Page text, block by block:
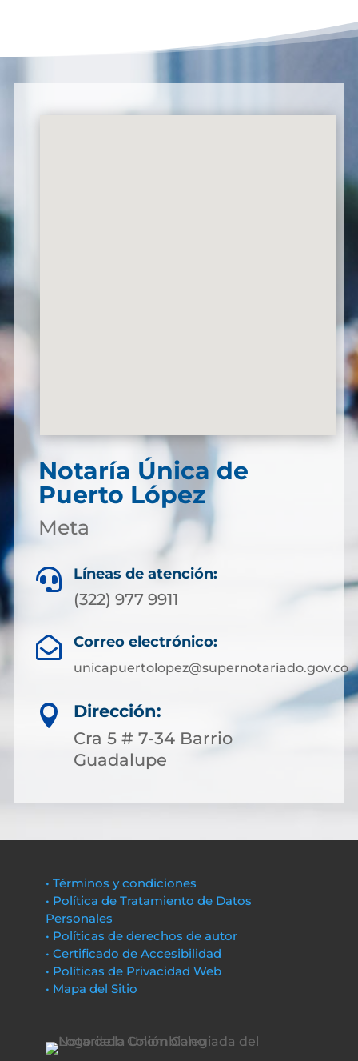
Notaría Única de
Puerto López
Meta
 Líneas de atención:
(322) 977 9911
 Correo electrónico:
unicapuertolopez@supernotariado.gov.co

Dirección:
Cra 5 # 7-34 Barrio
Guadalupe
• Términos y condiciones
• Política de Tratamiento de Datos
Personales
• Políticas de derechos de autor
• Certificado de Accesibilidad
• Políticas de Privacidad Web
• Mapa del Sitio